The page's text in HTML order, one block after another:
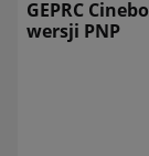
GEPRC
wersji PNP